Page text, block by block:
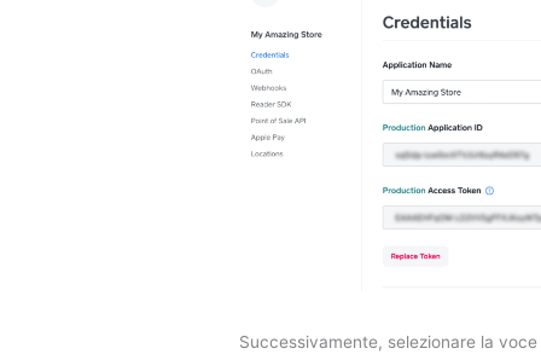
Successivamente, selezionare la voce